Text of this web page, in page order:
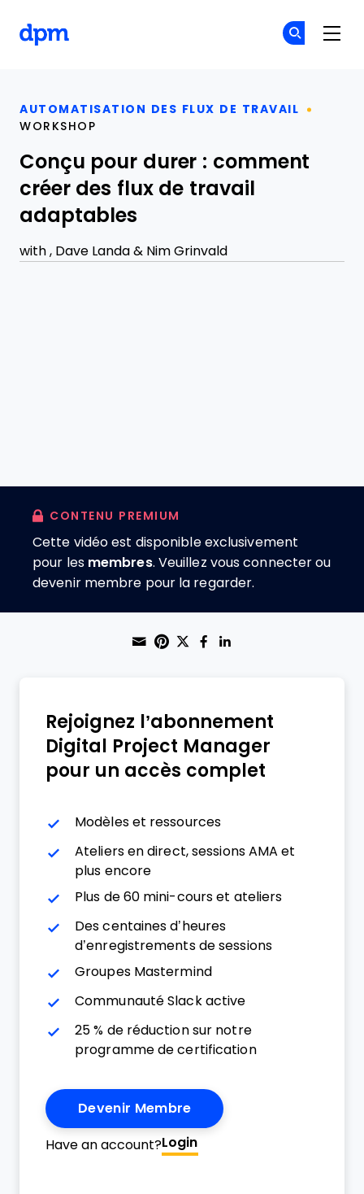
AUTOMATISATION DES FLUX DE TRAVAIL
WORKSHOP
Conçu pour durer : comment
créer des flux de travail
adaptables
with , Dave Landa & Nim Grinvald
CONTENU PREMIUM
Cette vidéo est disponible exclusivement
pour les membres. Veuillez vous connecter ou
devenir membre pour la regarder.
Share through Email
Print this page
Share on Pinterest
Share on Twitter
Share on
Rejoignez l’abonnement
Digital Project Manager
pour un accès complet
Modèles et ressources
Ateliers en direct, sessions AMA et
plus encore
Plus de 60 mini-cours et ateliers
Des centaines d’heures
d’enregistrements de sessions
Groupes Mastermind
Communauté Slack active
25 % de réduction sur notre
programme de certification
Devenir Membre
Have an account?Login